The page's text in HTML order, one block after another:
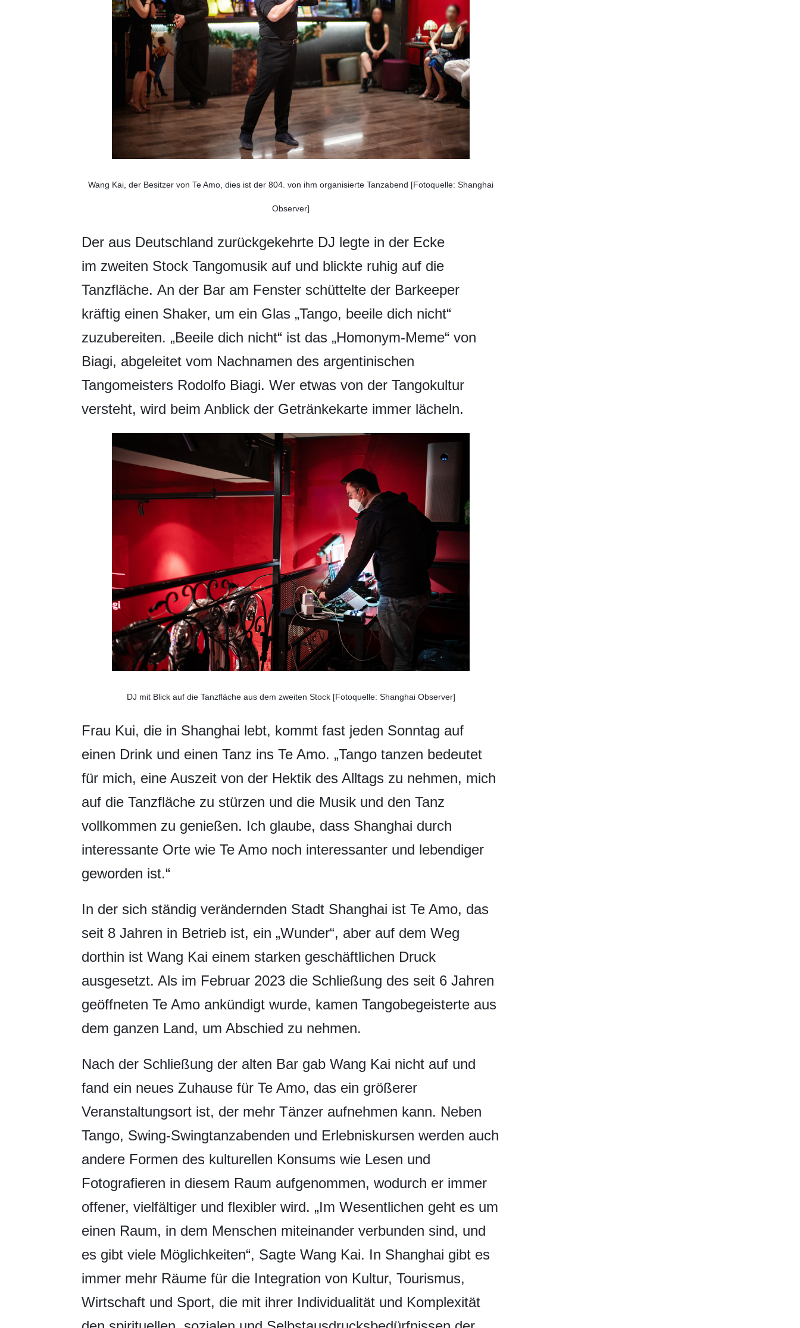
Wang Kai, der Besitzer von Te Amo, dies ist der 804. von ihm organisierte Tanzabend [Fotoquelle: Shanghai
Observer]
Der aus Deutschland zurückgekehrte DJ legte in der Ecke
im zweiten Stock Tangomusik auf und blickte ruhig auf die
Tanzfläche. An der Bar am Fenster schüttelte der Barkeeper
kräftig einen Shaker, um ein Glas „Tango, beeile dich nicht“
zuzubereiten. „Beeile dich nicht“ ist das „Homonym-Meme“ von
Biagi, abgeleitet vom Nachnamen des argentinischen
Tangomeisters Rodolfo Biagi. Wer etwas von der Tangokultur
versteht, wird beim Anblick der Getränkekarte immer lächeln.
DJ mit Blick auf die Tanzfläche aus dem zweiten Stock [Fotoquelle: Shanghai Observer]
Frau Kui, die in Shanghai lebt, kommt fast jeden Sonntag auf
einen Drink und einen Tanz ins Te Amo. „Tango tanzen bedeutet
für mich, eine Auszeit von der Hektik des Alltags zu nehmen, mich
auf die Tanzfläche zu stürzen und die Musik und den Tanz
vollkommen zu genießen. Ich glaube, dass Shanghai durch
interessante Orte wie Te Amo noch interessanter und lebendiger
geworden ist.“
In der sich ständig verändernden Stadt Shanghai ist Te Amo, das
seit 8 Jahren in Betrieb ist, ein „Wunder“, aber auf dem Weg
dorthin ist Wang Kai einem starken geschäftlichen Druck
ausgesetzt. Als im Februar 2023 die Schließung des seit 6 Jahren
geöffneten Te Amo ankündigt wurde, kamen Tangobegeisterte aus
dem ganzen Land, um Abschied zu nehmen.
Nach der Schließung der alten Bar gab Wang Kai nicht auf und
fand ein neues Zuhause für Te Amo, das ein größerer
Veranstaltungsort ist, der mehr Tänzer aufnehmen kann. Neben
Tango, Swing-Swingtanzabenden und Erlebniskursen werden auch
andere Formen des kulturellen Konsums wie Lesen und
Fotografieren in diesem Raum aufgenommen, wodurch er immer
offener, vielfältiger und flexibler wird. „Im Wesentlichen geht es um
einen Raum, in dem Menschen miteinander verbunden sind, und
es gibt viele Möglichkeiten“, Sagte Wang Kai. In Shanghai gibt es
immer mehr Räume für die Integration von Kultur, Tourismus,
Wirtschaft und Sport, die mit ihrer Individualität und Komplexität